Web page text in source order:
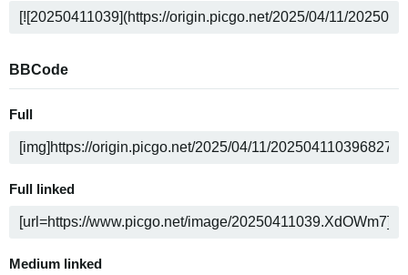
BBCode
Full
Full linked
Medium linked